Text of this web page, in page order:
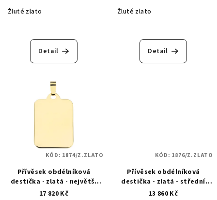
Žluté zlato
Detail
Žluté zlato
Detail
Přívěsek obdélníková
destička - zlatá - největší
1874
17 820 Kč
KÓD: 1874/Z.ZLATO
Přívěsek obdélníková
destička - zlatá - střední
1876
13 860 Kč
KÓD: 1876/Z.ZLATO